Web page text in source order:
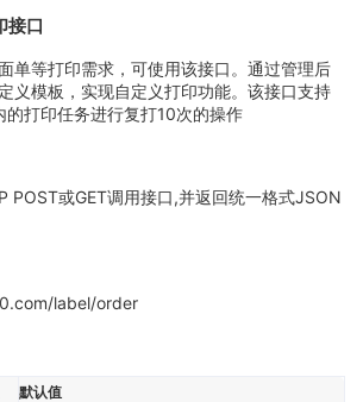
接口
单等打印需求，可使用该接口。通过管理后
义模板，实现自定义打印功能。该接口支持
的打印任务进行复打10次的操作
POST或GET调用接口,并返回统一格式JSON
label/order
默认值